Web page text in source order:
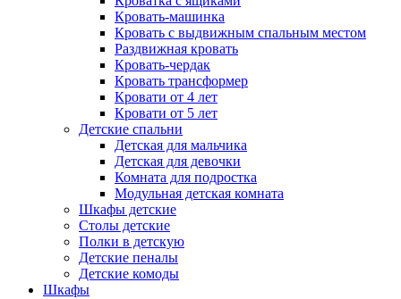
Кровать-машинка
Кровать с выдвижным спальным местом
Раздвижная кровать
Кровать-чердак
Кровать трансформер
Кровати от 4 лет
Кровати от 5 лет
Детские спальни
Детская для мальчика
Детская для девочки
Комната для подростка
Модульная детская комната
Шкафы детские
Столы детские
Полки в детскую
Детские пеналы
Детские комоды
Шкафы